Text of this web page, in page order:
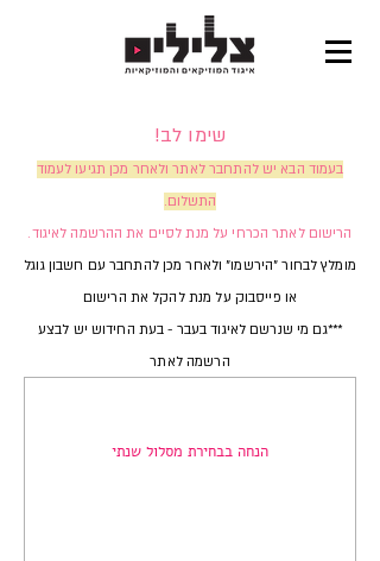
שימו לב!
בעמוד הבא יש להתחבר לאתר ולאחר מכן תגיעו לעמוד
התשלום.
הרישום לאתר הכרחי על מנת לסיים את ההרשמה לאיגוד.
מומלץ לבחור "הירשמו" ולאחר מכן להתחבר עם חשבון גוגל
או פייסבוק על מנת להקל את הרישום
***גם מי שנרשם לאיגוד בעבר - בעת החידוש יש לבצע
הרשמה לאתר
הנחה בבחירת מסלול שנתי